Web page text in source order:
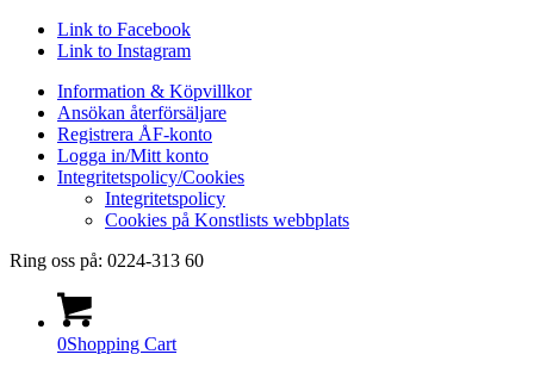
Link to Facebook
Link to Instagram
Information & Köpvillkor
Ansökan återförsäljare
Registrera ÅF-konto
Logga in/Mitt konto
Integritetspolicy/Cookies
Integritetspolicy
Cookies på Konstlists webbplats
Ring oss på: 0224-313 60
0Shopping Cart